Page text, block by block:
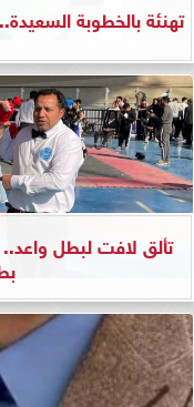
تهنئة بالخطوبة
تألق لافت لبطل